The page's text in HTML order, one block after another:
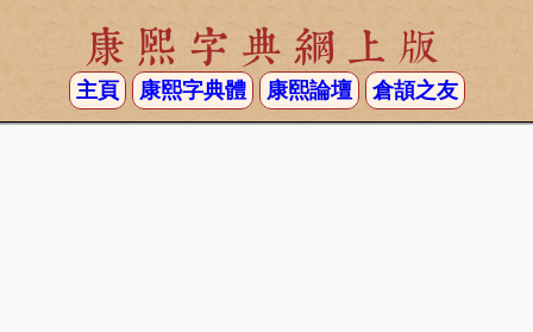
康熙字典網上版
主頁 康熙字典體 康熙論壇 倉頡之友